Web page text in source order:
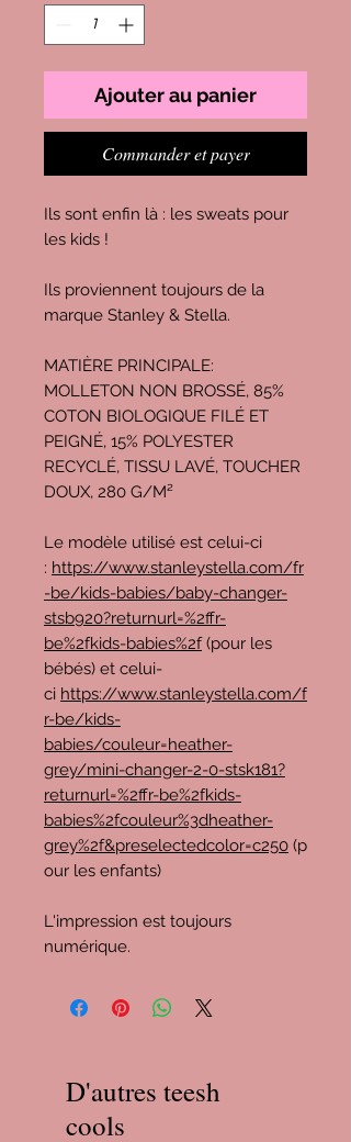
Ajouter au panier
Commander et payer
Ils sont enfin là : les sweats pour
les kids !
Ils proviennent toujours de la
marque Stanley & Stella.
MATIÈRE PRINCIPALE:
MOLLETON NON BROSSÉ, 85%
COTON BIOLOGIQUE FILÉ ET
PEIGNÉ, 15% POLYESTER
RECYCLÉ, TISSU LAVÉ, TOUCHER
DOUX, 280 G/M²
Le modèle utilisé est celui-ci
: https://www.stanleystella.com/fr
-be/kids-babies/baby-changer-
stsb920?returnurl=%2ffr-
be%2fkids-babies%2f(pour les
bébés) et celui-
ci https://www.stanleystella.com/f
r-be/kids-
babies/couleur=heather-
grey/mini-changer-2-0-stsk181?
returnurl=%2ffr-be%2fkids-
babies%2fcouleur%3dheather-
grey%2f&preselectedcolor=c250 (p
our les enfants)
L'impression est toujours
numérique.
D'autres teesh
cools